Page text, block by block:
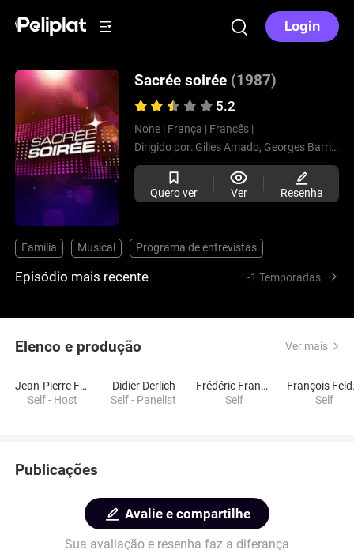
Login
Sacrée soirée (1987)
5.2
None | França | Francês |
Dirigido por: Gilles Amado, Georges Barrier,
Quero ver Ver Resenha
Família Musical Programa de entrevistas
Episódio mais recente -1 Temporadas
Elenco e produção Ver mais
Jean-Pierre Foucault
Self - Host
Didier Derlich
Self - Panelist
Frédéric François
Self
Self
Publicações
Avalie e compartilhe
Sua avaliação e resenha faz a diferança